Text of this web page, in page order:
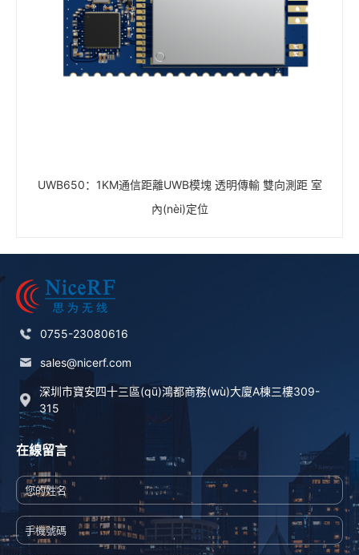
UWB650：1KM通信距離UWB模塊 透明傳輸 雙向測距 室
內(nèi)定位
0755-23080616
sales@nicerf.com
深圳市寶安四十三區(qū)鴻都商務(wù)大廈A棟三樓309-
315
在線留言